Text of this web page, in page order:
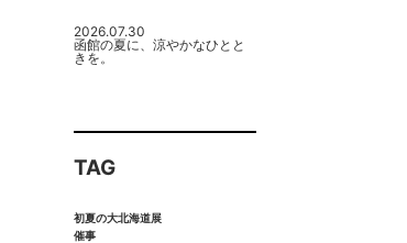
2026.07.30
函館の夏に、涼やかなひとと
きを。
TAG
初夏の大北海道展
催事